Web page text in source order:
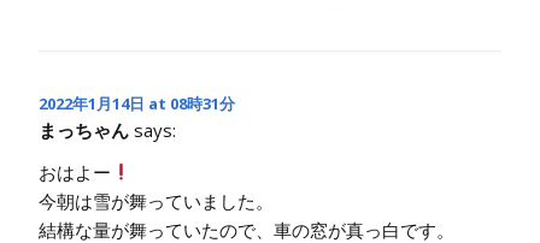
2022年1月14日 at 08時31分
まっちゃん says:
おはよー
今朝は雪が舞っていました。
結構な量が舞っていたので、車の窓が真っ白です。